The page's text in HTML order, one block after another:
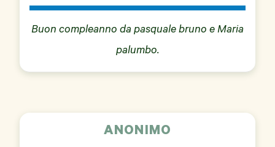
Buon compleanno da pasquale bruno e Maria
palumbo.
ANONIMO